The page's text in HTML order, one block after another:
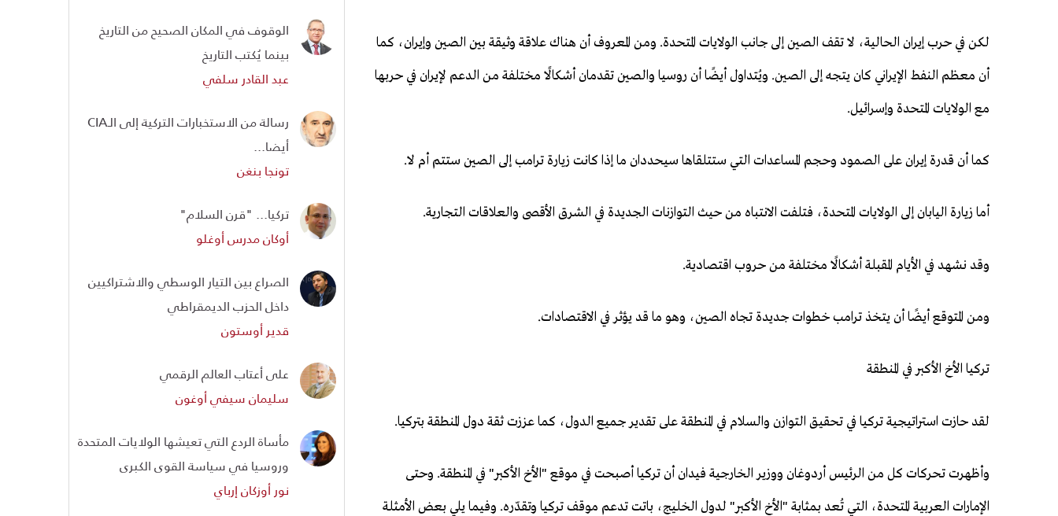
لكن في حرب إيران الحالية، لا تقف الصين إلى جانب الولايات المتحدة. ومن المعروف أن هناك علاقة وثيقة بين الصين وإيران، كما
أن معظم النفط الإيراني كان يتجه إلى الصين. ويُتداول أيضًا أن روسيا والصين تقدمان أشكالًا مختلفة من الدعم لإيران في حربها
مع الولايات المتحدة وإسرائيل.
كما أن قدرة إيران على الصمود وحجم المساعدات التي ستتلقاها سيحددان ما إذا كانت زيارة ترامب إلى الصين ستتم أم لا.
أما زيارة اليابان إلى الولايات المتحدة، فتلفت الانتباه من حيث التوازنات الجديدة في الشرق الأقصى والعلاقات التجارية.
وقد نشهد في الأيام المقبلة أشكالًا مختلفة من حروب اقتصادية.
ومن المتوقع أيضًا أن يتخذ ترامب خطوات جديدة تجاه الصين، وهو ما قد يؤثر في الاقتصادات.
تركيا الأخ الأكبر في المنطقة
لقد حازت استراتيجية تركيا في تحقيق التوازن والسلام في المنطقة على تقدير جميع الدول، كما عززت ثقة دول المنطقة بتركيا.
وأظهرت تحركات كل من الرئيس أردوغان ووزير الخارجية فيدان أن تركيا أصبحت في موقع "الأخ الأكبر" في المنطقة. وحتى
الإمارات العربية المتحدة، التي تُعد بمثابة "الأخ الأكبر" لدول الخليج، باتت تدعم موقف تركيا وتقدّره. وفيما يلي بعض الأمثلة
الوقوف في المكان الصحيح من التاريخ
بينما يُكتب التاريخ
عبد القادر سلفي
رسالة من الاستخبارات التركية إلى الـCIA
أيضا...
تونجا بنغن
تركيا... "قرن السلام"
أوكان مدرس أوغلو
الصراع بين التيار الوسطي والاشتراكيين
داخل الحزب الديمقراطي
قدير أوستون
على أعتاب العالم الرقمي
سليمان سيفي أوغون
مأساة الردع التي تعيشها الولايات المتحدة
وروسيا في سياسة القوى الكبرى
نور أوزكان إرباي